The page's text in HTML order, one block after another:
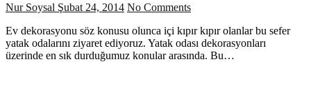
Nur Soysal Şubat 24, 2014 No Comments
Ev dekorasyonu söz konusu olunca içi kıpır kıpır olanlar bu sefer
yatak odalarını ziyaret ediyoruz. Yatak odası dekorasyonları
üzerinde en sık durduğumuz konular arasında. Bu…